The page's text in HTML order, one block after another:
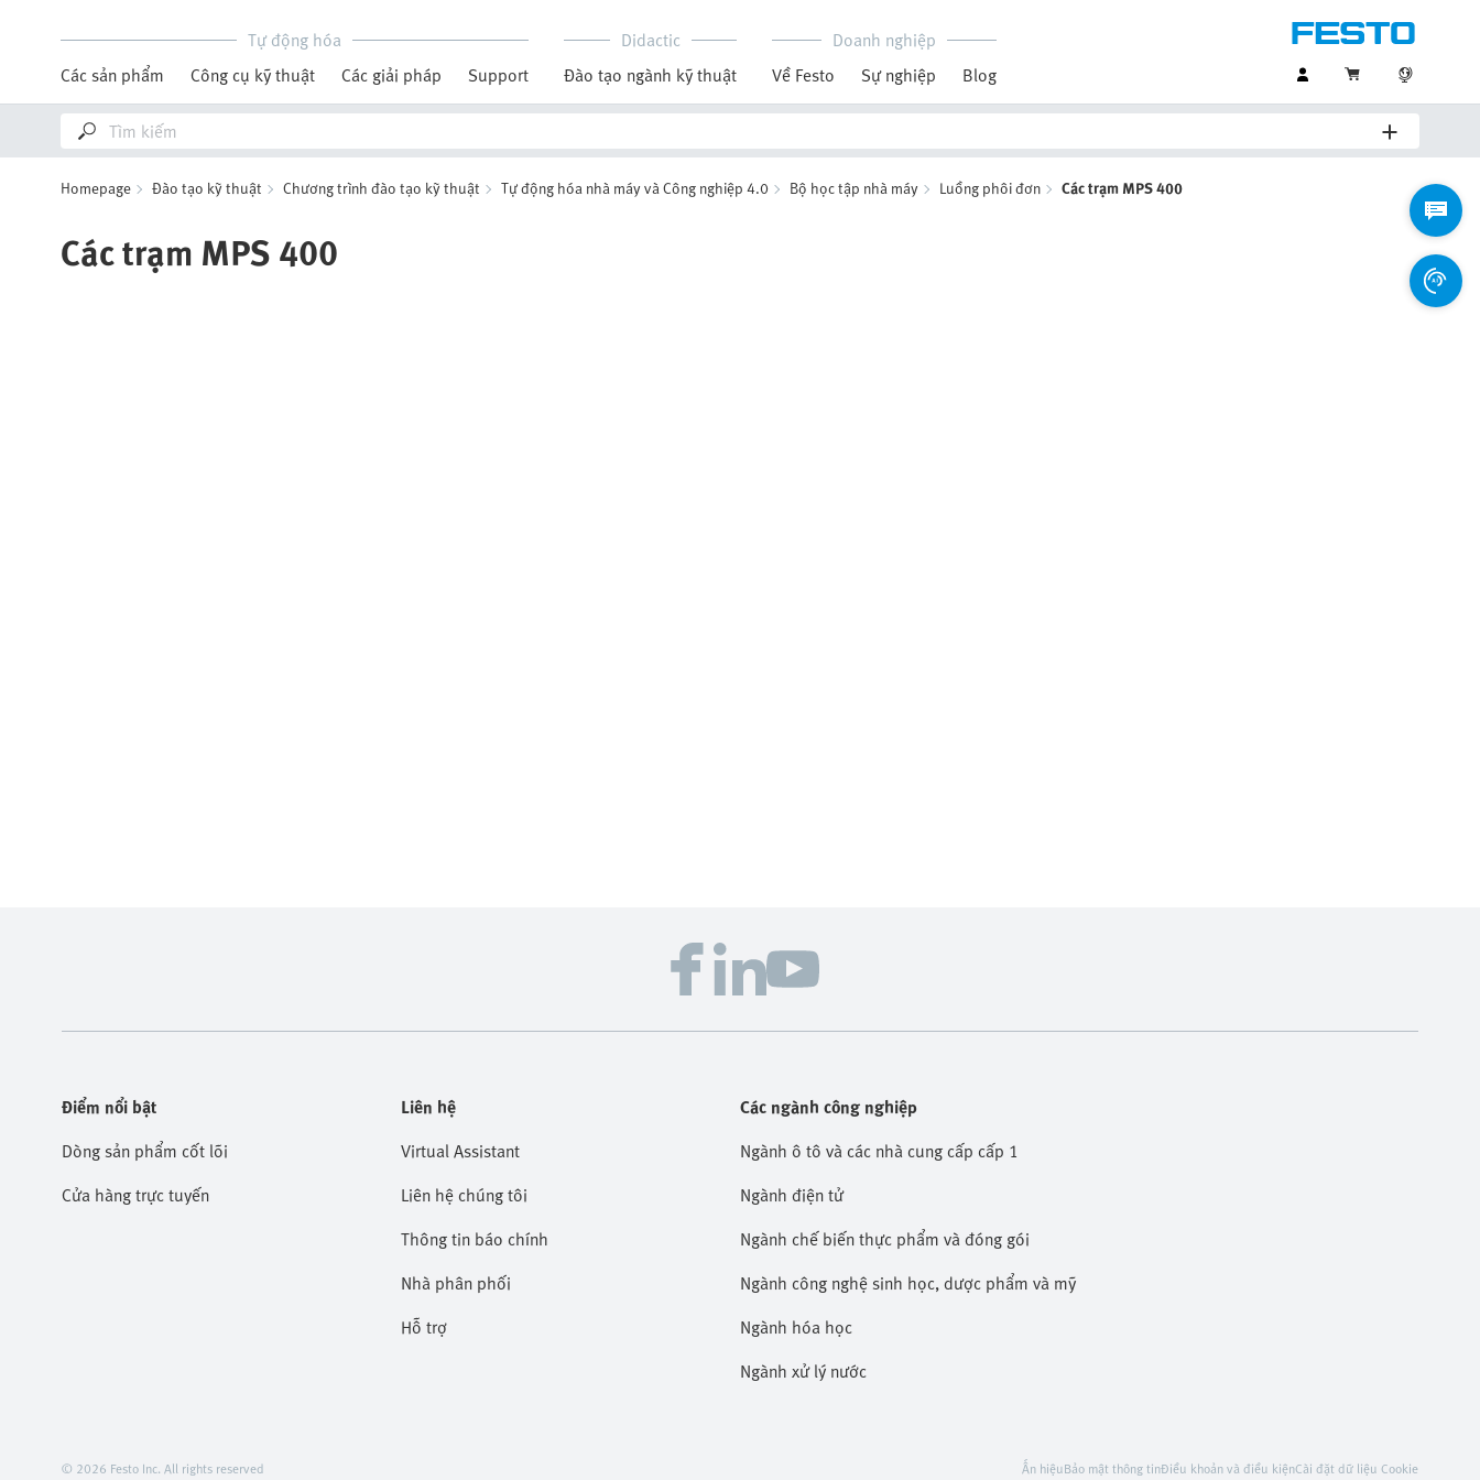
Tự động hóa
Các sản phẩm
Công cụ kỹ thuật Các giải pháp Support
Didactic
Đào tạo ngành kỹ thuật
Doanh nghiệp
Về Festo
Sự nghiệp Blog
Homepage Đào tạo kỹ thuật Chương trình đào tạo kỹ thuật Tự động hóa nhà máy và Công nghiệp 4.0 Bộ học tập nhà máy Luồng phôi đơn Các trạm MPS 400
Các trạm MPS 400
Điểm nổi bật
Dòng sản phẩm cốt lõi
Cửa hàng trực tuyến
Liên hệ
Virtual Assistant
Liên hệ chúng tôi
Thông tin báo chính
Nhà phân phối
Hỗ trợ
Các ngành công nghiệp
Ngành ô tô và các nhà cung cấp cấp 1
Ngành điện tử
Ngành chế biến thực phẩm và đóng gói
Ngành công nghệ sinh học, dược phẩm và mỹ phẩm
Ngành hóa học
Ngành xử lý nước
© 2026 Festo Inc. All rights reserved Ấn hiệuBảo mật thông tinĐiều khoản và điều kiệnCài đặt dữ liệu Cookie